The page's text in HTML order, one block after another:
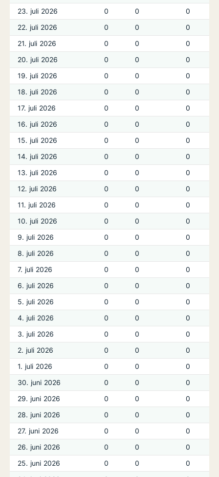
23. juli 2026
0 0
0
22. juli 2026
0 0
0
21. juli 2026
0 0
0
20. juli 2026
0 0
0
19. juli 2026
0 0
0
18. juli 2026
0 0
0
17. juli 2026
0 0
0
16. juli 2026
0 0
0
15. juli 2026
0 0
0
14. juli 2026
0 0
0
13. juli 2026
0 0
0
12. juli 2026
0 0
0
11. juli 2026
0 0
0
10. juli 2026
0 0
0
9. juli 2026
0 0
0
8. juli 2026
0 0
0
7. juli 2026
0 0
0
6. juli 2026
0 0
0
5. juli 2026
0 0
0
4. juli 2026
0 0
0
3. juli 2026
0 0
0
2. juli 2026
0 0
0
1. juli 2026
0 0
0
30. juni 2026
0 0
0
29. juni 2026
0 0
0
28. juni 2026
0 0
0
27. juni 2026
0 0
0
26. juni 2026
0 0
0
25. juni 2026
0 0
0